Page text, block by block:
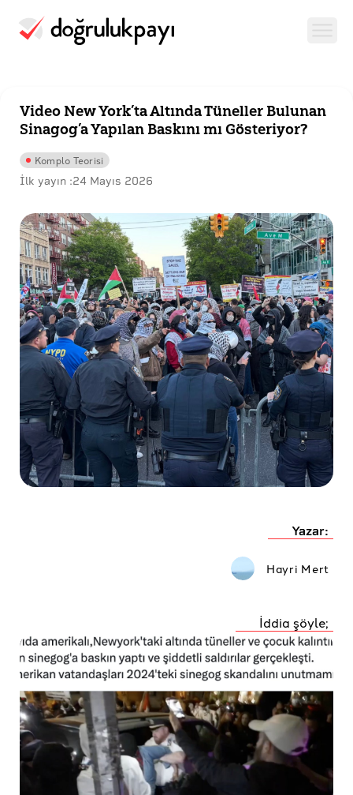
Video New York’ta Altında Tüneller Bulunan
Sinagog’a Yapılan Baskını mı Gösteriyor?
Komplo Teorisi
İlk yayın :24 Mayıs 2026
Yazar:
Hayri Mert
İddia şöyle;